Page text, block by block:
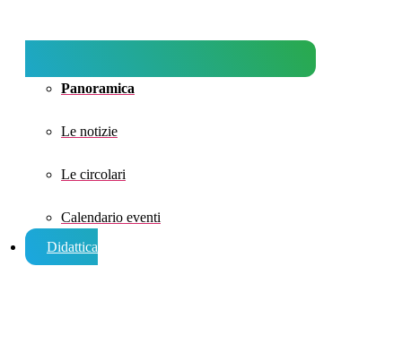
Panoramica
Le notizie
Le circolari
Calendario eventi
Didattica